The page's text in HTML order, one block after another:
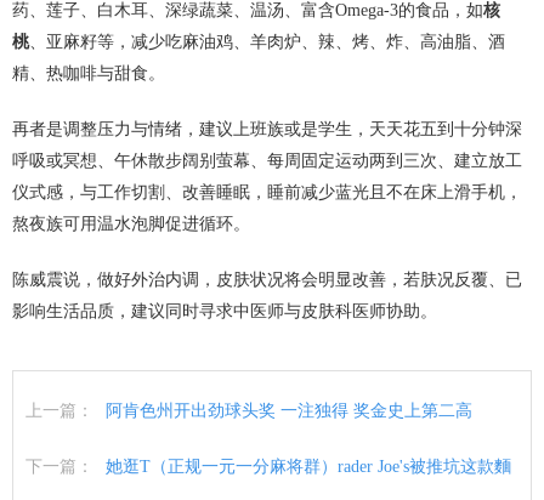
药、莲子、白木耳、深绿蔬菜、温汤、富含Omega-3的食品，如核
桃、亚麻籽等，减少吃麻油鸡、羊肉炉、辣、烤、炸、高油脂、酒
精、热咖啡与甜食。
再者是调整压力与情绪，建议上班族或是学生，天天花五到十分钟深
呼吸或冥想、午休散步阔别萤幕、每周固定运动两到三次、建立放工
仪式感，与工作切割、改善睡眠，睡前减少蓝光且不在床上滑手机，
熬夜族可用温水泡脚促进循环。
陈威震说，做好外治内调，皮肤状况将会明显改善，若肤况反覆、已
影响生活品质，建议同时寻求中医师与皮肤科医师协助。
上一篇： 阿肯色州开出劲球头奖 一注独得 奖金史上第二高
下一篇： 她逛T（正规一元一分麻将群）rader Joe's被推坑这款麵